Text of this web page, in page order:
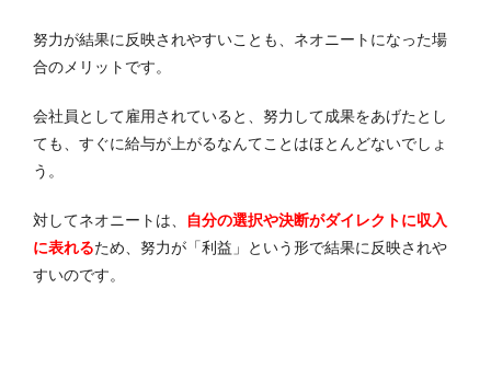
努力が結果に反映されやすいことも、ネオニートになった場
合のメリットです。
会社員として雇用されていると、努力して成果をあげたとし
ても、すぐに給与が上がるなんてことはほとんどないでしょ
う。
対してネオニートは、
自分の選択や決断がダイレクトに収入
に表れるため、努力が「利益」という形で結果に反映されや
すいのです。